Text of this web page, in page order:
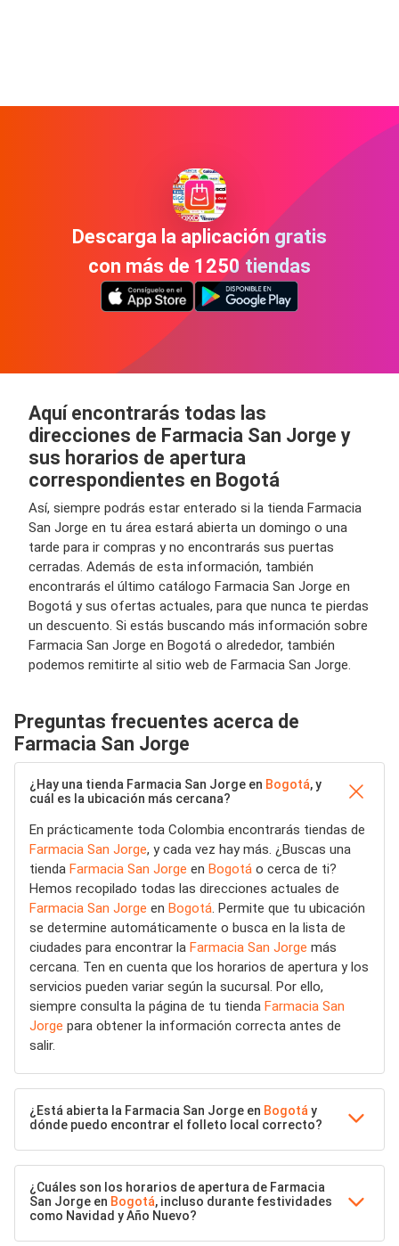
Descarga la aplicación gratis
con más de 1250 tiendas
Aquí encontrarás todas las
direcciones de Farmacia San Jorge y
sus horarios de apertura
correspondientes en Bogotá
Así, siempre podrás estar enterado si la tienda Farmacia
San Jorge en tu área estará abierta un domingo o una
tarde para ir compras y no encontrarás sus puertas
cerradas. Además de esta información, también
encontrarás el último catálogo Farmacia San Jorge en
Bogotá y sus ofertas actuales, para que nunca te pierdas
un descuento. Si estás buscando más información sobre
Farmacia San Jorge en Bogotá o alrededor, también
podemos remitirte al sitio web de Farmacia San Jorge.
Preguntas frecuentes acerca de
Farmacia San Jorge
¿Hay una tienda Farmacia San Jorge en Bogotá, y
cuál es la ubicación más cercana?
En prácticamente toda Colombia encontrarás tiendas de
Farmacia San Jorge, y cada vez hay más. ¿Buscas una
tienda Farmacia San Jorge en Bogotá o cerca de ti?
Hemos recopilado todas las direcciones actuales de
Farmacia San Jorge en Bogotá. Permite que tu ubicación
se determine automáticamente o busca en la lista de
ciudades para encontrar la Farmacia San Jorge más
cercana. Ten en cuenta que los horarios de apertura y los
servicios pueden variar según la sucursal. Por ello,
siempre consulta la página de tu tienda Farmacia San
Jorge para obtener la información correcta antes de
salir.
¿Está abierta la Farmacia San Jorge en Bogotá y
dónde puedo encontrar el folleto local correcto?
¿Cuáles son los horarios de apertura de Farmacia
San Jorge en Bogotá, incluso durante festividades
como Navidad y Año Nuevo?